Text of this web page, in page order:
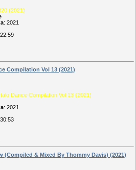
(2021)
: 2021
Compilation Vol 13 (2021)
Dance Compilation Vol 13 (2021)
: 2021
(Compiled & Mixed By Thommy Davis) (2021)